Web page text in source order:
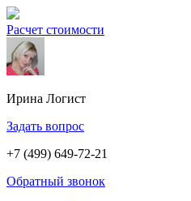
Расчет стоимости
Ирина Логист
Задать вопрос
+7 (499) 649-72-21
Обратный звонок